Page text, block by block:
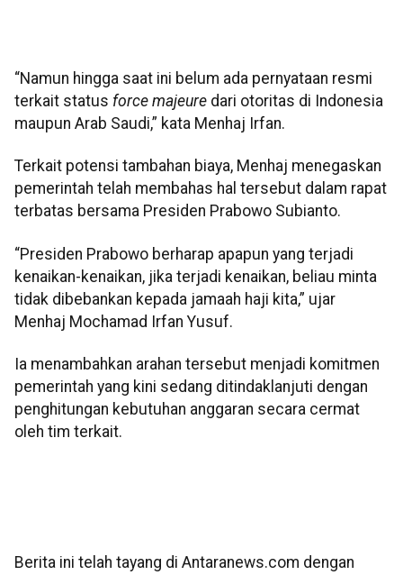
“Namun hingga saat ini belum ada pernyataan resmi
terkait status force majeure dari otoritas di Indonesia
maupun Arab Saudi,” kata Menhaj Irfan.
Terkait potensi tambahan biaya, Menhaj menegaskan
pemerintah telah membahas hal tersebut dalam rapat
terbatas bersama Presiden Prabowo Subianto.
“Presiden Prabowo berharap apapun yang terjadi
kenaikan-kenaikan, jika terjadi kenaikan, beliau minta
tidak dibebankan kepada jamaah haji kita,” ujar
Menhaj Mochamad Irfan Yusuf.
Ia menambahkan arahan tersebut menjadi komitmen
pemerintah yang kini sedang ditindaklanjuti dengan
penghitungan kebutuhan anggaran secara cermat
oleh tim terkait.
Berita ini telah tayang di Antaranews.com dengan